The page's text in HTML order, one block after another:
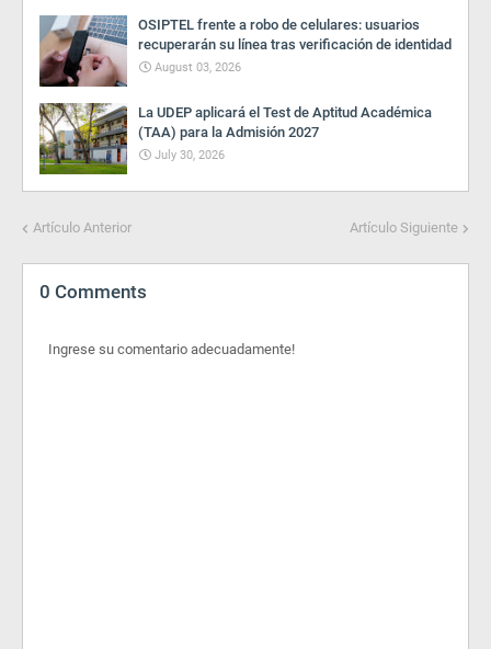
OSIPTEL frente a robo de celulares: usuarios
recuperarán su línea tras verificación de identidad
August 03, 2026
La UDEP aplicará el Test de Aptitud Académica
(TAA) para la Admisión 2027
July 30, 2026
Artículo Anterior Artículo Siguiente
0 Comments
Ingrese su comentario adecuadamente!